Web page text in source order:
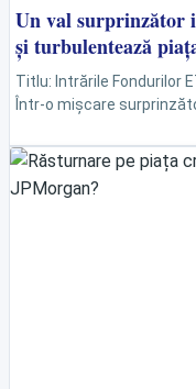
Un val surprinzător
și turbulentează
Titlu: Intrările Fondurilor
Într-o mișcare